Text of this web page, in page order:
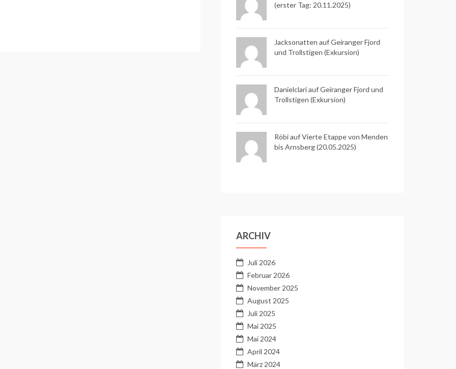
(erster Tag: 20.11.2025)
Jacksonatten aufGeiranger Fjord
und Trollstigen (Exkursion)
Danielclari aufGeiranger Fjord und
Trollstigen (Exkursion)
Röbi aufVierte Etappe von Menden
bis Arnsberg (20.05.2025)
ARCHIV
Juli 2026
Februar 2026
November 2025
August 2025
Juli 2025
Mai 2025
Mai 2024
April 2024
März 2024